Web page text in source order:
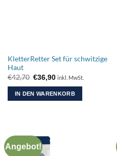
KletterRetter Set für schwitzige
Haut
€42,70 Ursprünglicher
Preis
war:
€42,70
€36,90Aktueller
ist:
€36,90.
inkl. MwSt.
IN DEN WARENKORB
Angebot!